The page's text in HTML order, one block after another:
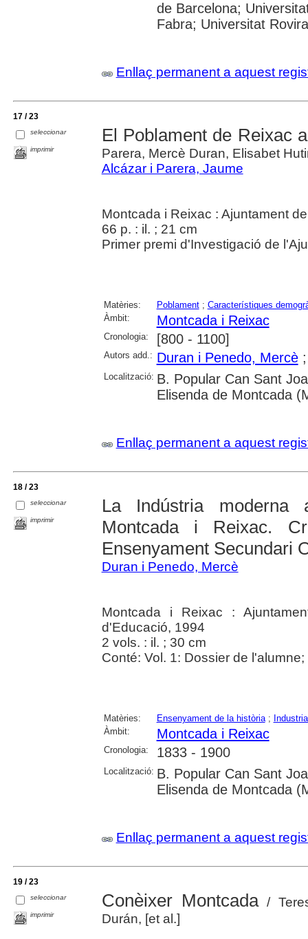
de Barcelona;
Fabra; Universitat
Enllaç permanent a aquest
17 / 23
seleccionar
imprimir
El Poblament de Reixac
Parera, Mercè Duran, Elisabet
Alcázar i Parera, Jaume
Montcada i Reixac : Ajuntament
66 p. : il. ; 21 cm
Primer premi d'Investigació de
Matèries: Poblament; Característiques
Àmbit:
Montcada i Reixac
Cronologia: [800 - 1100]
Autors add.: Duran i Penedo, Mercè
Localització: B. Popular Can Sant
Elisenda de Montcada
Enllaç permanent a aquest
18 / 23
seleccionar
imprimir
La Indústria moderna
Montcada i Reixac.
Ensenyament Secundari
Duran i Penedo, Mercè
Montcada i Reixac :
d'Educació, 1994
2 vols. : il. ; 30 cm
Conté: Vol. 1: Dossier de
Matèries: Ensenyament de la història;
Àmbit:
Montcada i Reixac
Cronologia: 1833 - 1900
Localització: B. Popular Can Sant
Elisenda de Montcada
Enllaç permanent a aquest
19 / 23
seleccionar
imprimir
Conèixer Montcada/
Durán, [et al.]